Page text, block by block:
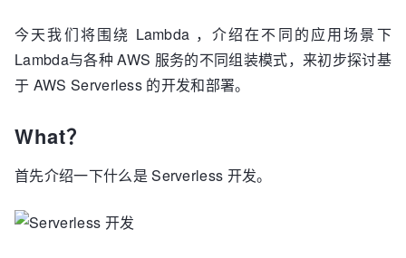
今天我们将围绕 Lambda ，介绍在不同的应用场景下
Lambda与各种 AWS 服务的不同组装模式，来初步探讨基
于 AWS Serverless 的开发和部署。
What？
首先介绍一下什么是 Serverless 开发。